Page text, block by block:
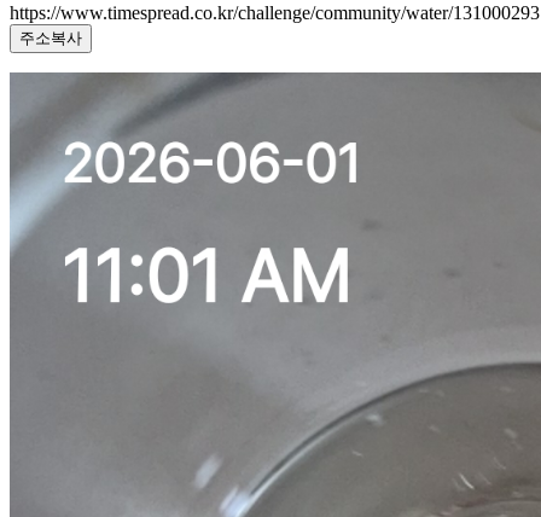
https://www.timespread.co.kr/challenge/community/water/131000293
주소복사